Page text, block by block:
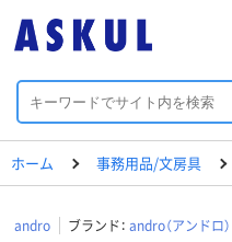
ホーム 事務用品/文房具
andro ブランド： andro（アンドロ）